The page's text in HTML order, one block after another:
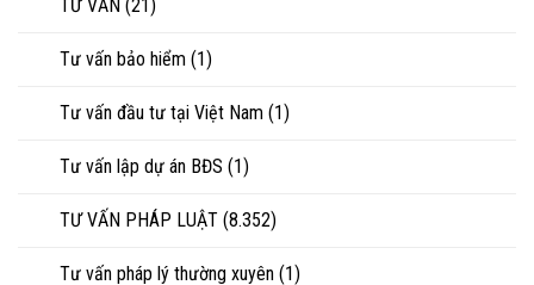
TƯ VẤN (21)
Tư vấn bảo hiểm (1)
Tư vấn đầu tư tại Việt Nam (1)
Tư vấn lập dự án BĐS (1)
TƯ VẤN PHÁP LUẬT (8.352)
Tư vấn pháp lý thường xuyên (1)